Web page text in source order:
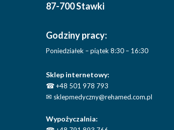
87-700 Stawki
Godziny pracy:
Poniedziałek – piątek 8:30 – 16:30
Sklep internetowy:
☎+48 501 978 793
✉ sklepmedyczny@rehamed.com.pl
Wypożyczalnia: